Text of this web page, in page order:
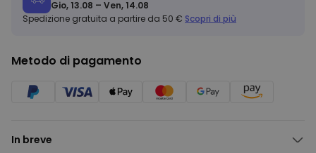
Gio, 13.08 – Ven, 14.08
Spedizione gratuita a partire da 50 € Scopri di più
Metodo di pagamento
In breve